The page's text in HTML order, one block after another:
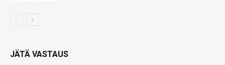
JÄTÄ VASTAUS